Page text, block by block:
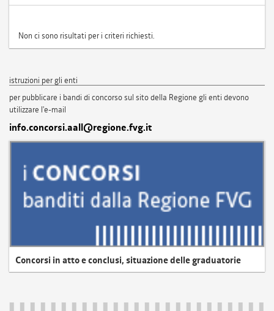
Non ci sono risultati per i criteri richiesti.
istruzioni per gli enti
per pubblicare i bandi di concorso sul sito della Regione gli enti devono
utilizzare l'e-mail
info.concorsi.aall@regione.fvg.it
Concorsi in atto e conclusi, situazione delle graduatorie